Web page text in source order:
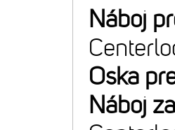
Náboj
Oska
Náboj